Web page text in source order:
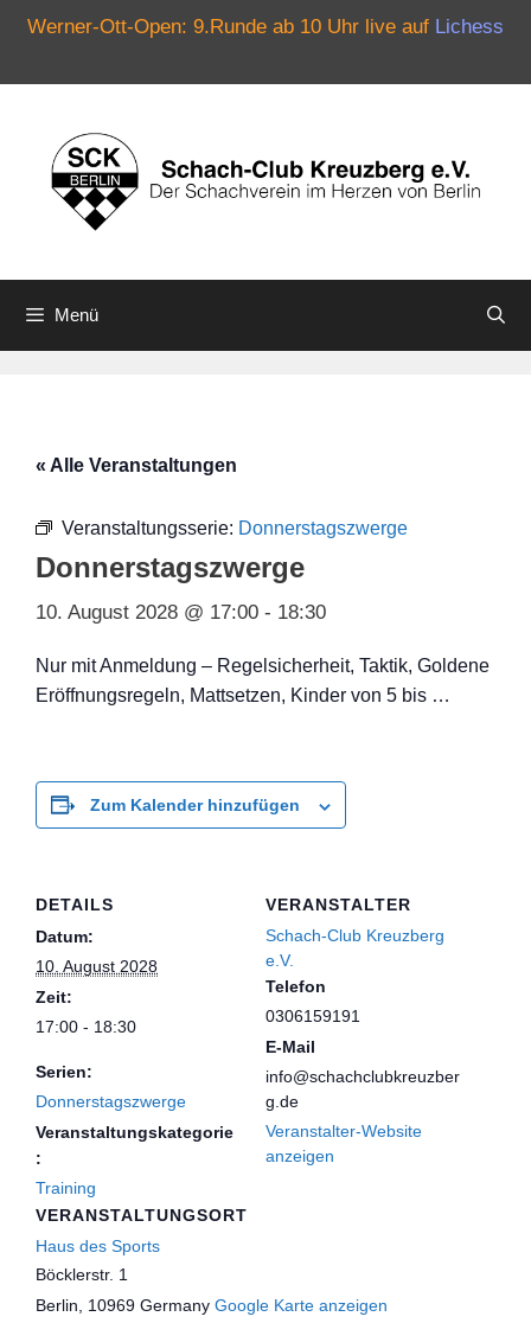
Werner-Ott-Open: 9.Runde ab 10 Uhr live auf Lichess
springen
Menü
« Alle Veranstaltungen
Veranstaltungsserie: Donnerstagszwerge
Donnerstagszwerge
10. August 2028 @ 17:00 - 18:30
Nur mit Anmeldung – Regelsicherheit, Taktik, Goldene
Eröffnungsregeln, Mattsetzen, Kinder von 5 bis …
Zum Kalender hinzufügen
DETAILS
Datum:
10. August 2028
Zeit:
17:00 - 18:30
Serien:
Donnerstagszwerge
Veranstaltungskategorie
:
Training
VERANSTALTUNGSORT
Haus des Sports
Böcklerstr. 1
Berlin, 10969 Germany Google Karte anzeigen
VERANSTALTER
Schach-Club Kreuzberg
e.V.
Telefon
0306159191
E-Mail
info@schachclubkreuzber
g.de
Veranstalter-Website
anzeigen